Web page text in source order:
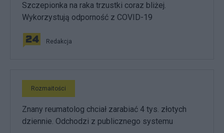
Szczepionka na raka trzustki coraz bliżej.
Wykorzystują odporność z COVID-19
Redakcja
Rozmaitości
Znany reumatolog chciał zarabiać 4 tys. złotych
dziennie. Odchodzi z publicznego systemu